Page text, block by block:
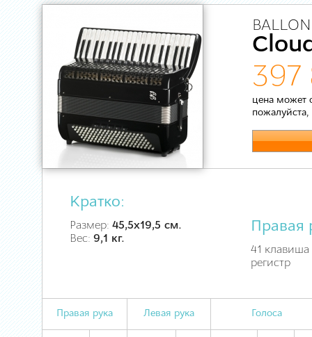
397
цена может
пожалуйста,
Кратко:
Размер: 45,5х19,5 см.
Вес: 9,1 кг.
Правая
41 клавиша
регистр
Правая рука Левая рука Голоса